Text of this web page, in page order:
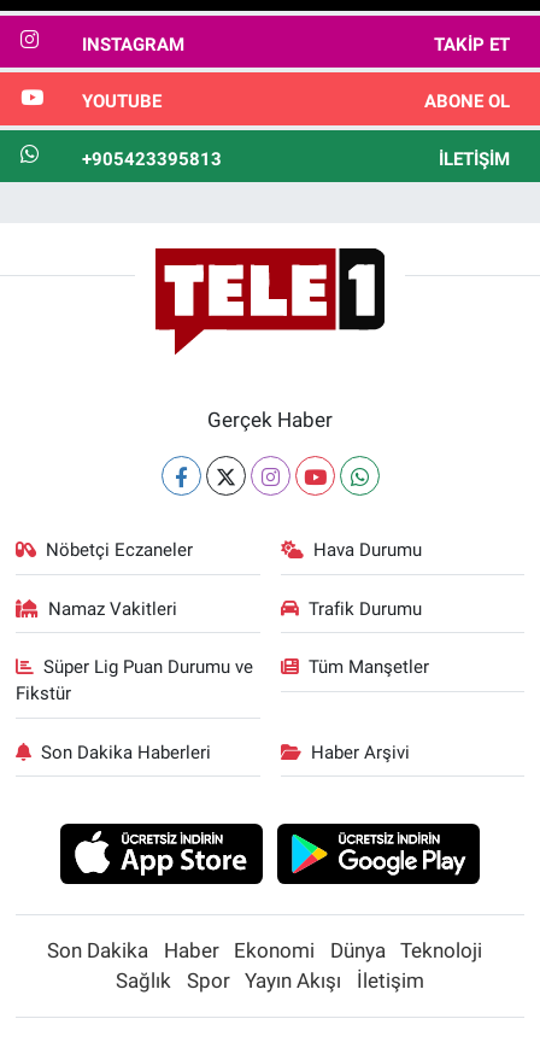
INSTAGRAM TAKIP ET
YOUTUBE ABONE OL
+905423395813 İLETIŞIM
Gerçek Haber
Nöbetçi Eczaneler Hava Durumu
Namaz Vakitleri Trafik Durumu
Süper Lig Puan Durumu ve
Fikstür
Tüm Manşetler
Son Dakika Haberleri Haber Arşivi
Son Dakika Haber Ekonomi Dünya
Teknoloji
Sağlık
Spor Yayın Akışı İletişim